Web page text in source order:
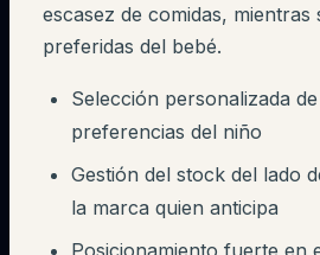
escasez de comidas, mientras
preferidas del bebé.
Selección personalizada
preferencias del niño
Gestión del stock del lado
la marca quien anticipa
Posicionamiento fuerte en